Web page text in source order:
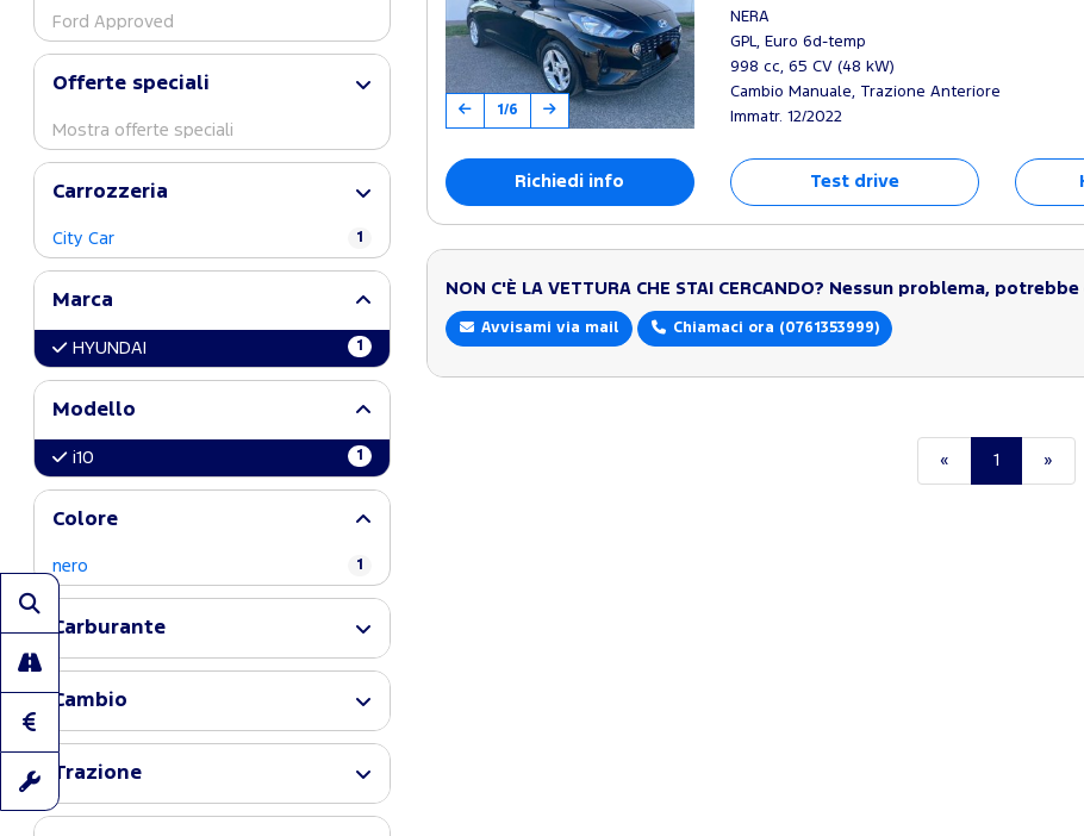
Ford Approved
Offerte speciali
Mostra offerte speciali
Carrozzeria
City Car 1
Marca
HYUNDAI 1
Modello
i10 1
Colore
nero 1
Carburante
Cambio
Trazione
1/6
NERA
GPL, Euro 6d-temp
998 cc, 65 CV (48 kW)
Cambio Manuale, Trazione Anteriore
Immatr. 12/2022
Richiedi info Test drive
NON C'È LA VETTURA CHE STAI CERCANDO? Nessun problema,
Avvisami via mail Chiamaci ora (0761353999)
« 1 »